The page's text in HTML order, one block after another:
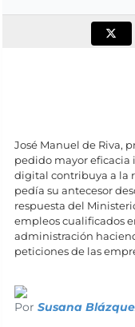
José Manuel de Riva,
pedido mayor
digital contribuya a la
pedía su antecesor
respuesta del
empleos cualificados
administración
peticiones de las
Por Susana